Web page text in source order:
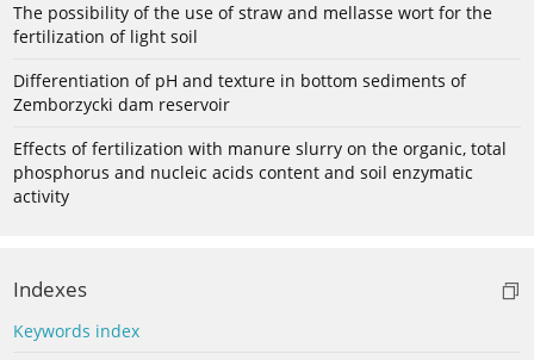
The possibility of the use of straw and mellasse wort for the
fertilization of light soil
Differentiation of pH and texture in bottom sediments of
Zemborzycki dam reservoir
Effects of fertilization with manure slurry on the organic, total
phosphorus and nucleic acids content and soil enzymatic
activity
Indexes
Keywords index